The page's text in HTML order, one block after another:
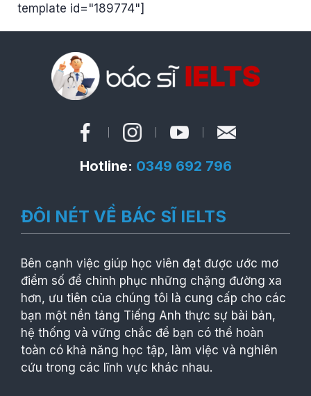
template id="189774"]
Hotline: 0349 692 796
ĐÔI NÉT VỀ BÁC SĨ IELTS
Bên cạnh việc giúp học viên đạt được ước mơ
điểm số để chinh phục những chặng đường xa
hơn, ưu tiên của chúng tôi là cung cấp cho các
bạn một nền tảng Tiếng Anh thực sự bài bản,
hệ thống và vững chắc để bạn có thể hoàn
toàn có khả năng học tập, làm việc và nghiên
cứu trong các lĩnh vực khác nhau.